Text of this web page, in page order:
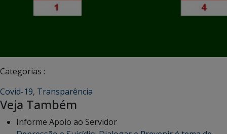
Categorias :
Covid-19, Transparência
Veja Também
Informe Apoio ao Servidor